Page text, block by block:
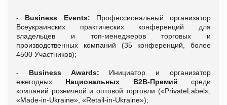
- Business Events: Профессиональный организатор
Всеукраинских практических конференций для
владельцев и топ-менеджеров торговых и
производственных компаний (35 конференций, более
4500 Участников);
- Business Awards: Инициатор и организатор
ежегодных Национальных В2В-Премий среди
компаний розничной и оптовой торговли («PrivateLabel»,
«Made-in-Ukraine», «Retail-in-Ukraine»);